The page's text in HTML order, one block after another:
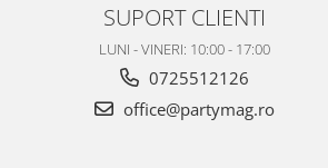
SUPORT CLIENTI
LUNI - VINERI: 10:00 - 17:00
0725512126
office@partymag.ro